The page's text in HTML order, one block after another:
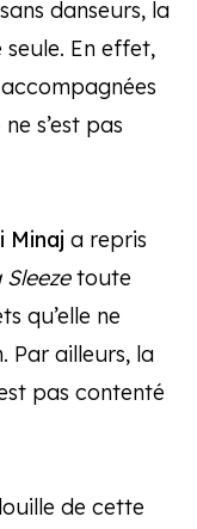
danseurs, la
En effet,
s’est pas
Minaj a repris
Sleezetoute
qu’elle ne
Par ailleurs, la
pas contenté
de cette